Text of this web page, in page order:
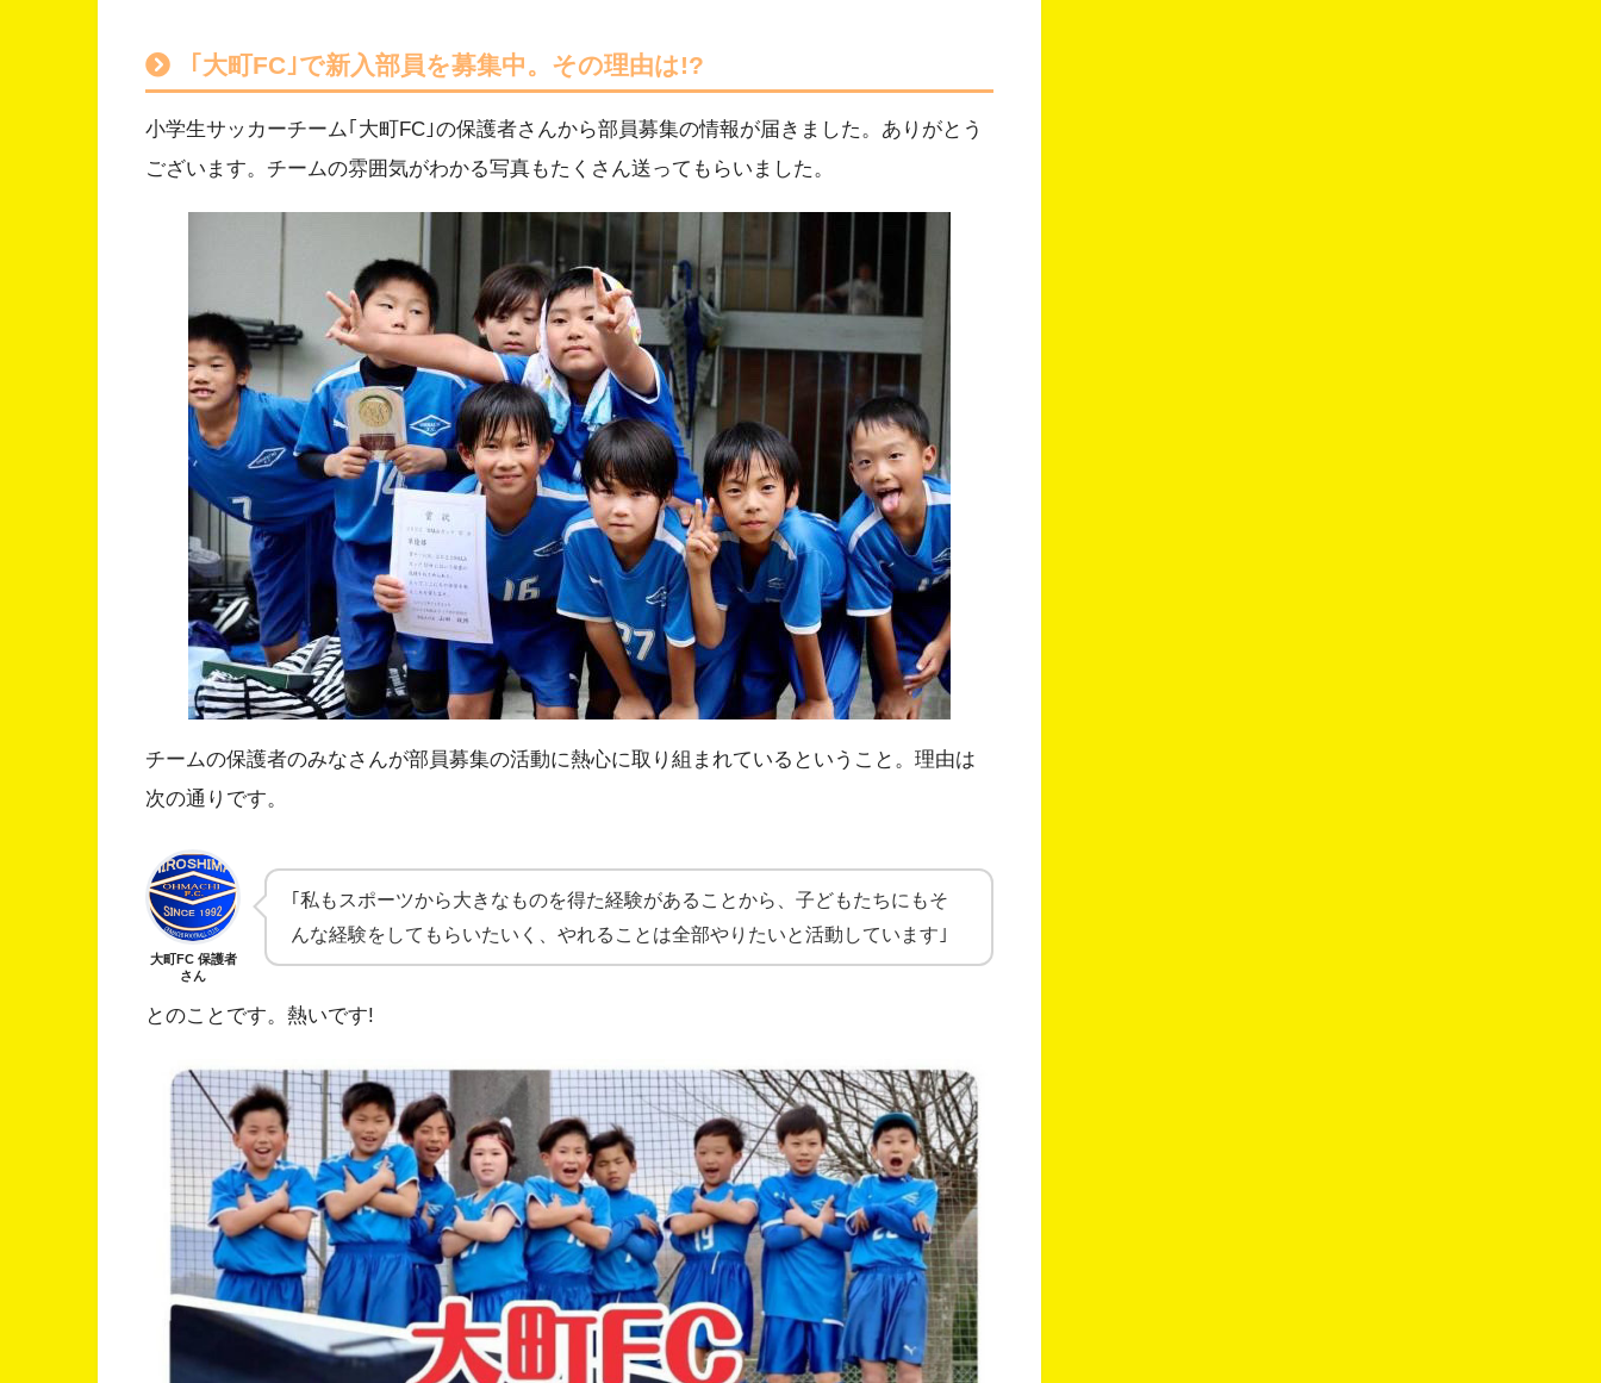
｢大町FC｣で新入部員を募集中。その理由は!?
小学生サッカーチーム｢大町FC｣の保護者さんから部員募集の情報が届きました。ありがとう
ございます。チームの雰囲気がわかる写真もたくさん送ってもらいました。
チームの保護者のみなさんが部員募集の活動に熱心に取り組まれているということ。理由は
次の通りです。
大町FC 保護者
さん
｢私もスポーツから大きなものを得た経験があることから、子どもたちにもそ
んな経験をしてもらいたいく、やれることは全部やりたいと活動しています｣
とのことです。熱いです!